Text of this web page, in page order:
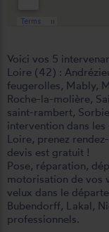
Voici vos 5
Loire (42) :
feugerolles, Mably,
Roche-la-molière,
saint-rambert,
intervention dans
Loire, prenez
devis est gratuit !
Pose, réparation,
motorisation de vos
velux dans le
Bubendorff, Lakal,
professionnels.